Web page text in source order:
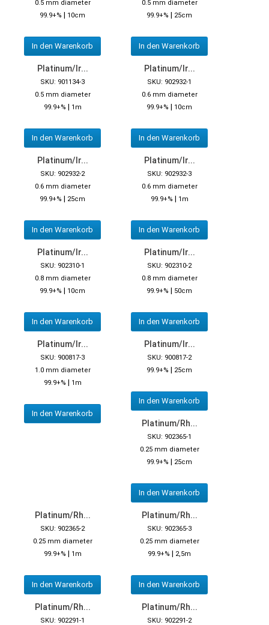
0.5 mm diameter
99.9+% | 10cm
In den Warenkorb
0.5 mm diameter
99.9+% | 25cm
In den Warenkorb
Platinum/Ir...
SKU: 901134-3
0.5 mm diameter
99.9+% | 1m
In den Warenkorb
Platinum/Ir...
SKU: 902932-1
0.6 mm diameter
99.9+% | 10cm
In den Warenkorb
Platinum/Ir...
SKU: 902932-2
0.6 mm diameter
99.9+% | 25cm
In den Warenkorb
Platinum/Ir...
SKU: 902932-3
0.6 mm diameter
99.9+% | 1m
In den Warenkorb
Platinum/Ir...
SKU: 902310-1
0.8 mm diameter
99.9+% | 10cm
In den Warenkorb
Platinum/Ir...
SKU: 902310-2
0.8 mm diameter
99.9+% | 50cm
In den Warenkorb
Platinum/Ir...
SKU: 900817-3
1.0 mm diameter
99.9+% | 1m
In den Warenkorb
Platinum/Ir...
SKU: 900817-2
99.9+% | 25cm
In den Warenkorb
Platinum/Rh...
SKU: 902365-1
0.25 mm diameter
99.9+% | 25cm
In den Warenkorb
Platinum/Rh...
SKU: 902365-2
0.25 mm diameter
99.9+% | 1m
In den Warenkorb
Platinum/Rh...
SKU: 902365-3
0.25 mm diameter
99.9+% | 2,5m
In den Warenkorb
Platinum/Rh...
SKU: 902291-1
Platinum/Rh...
SKU: 902291-2